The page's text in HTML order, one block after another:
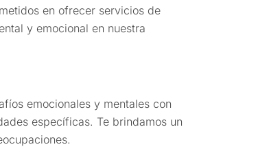
en ofrecer servicios de
y emocional en nuestra
emocionales y mentales con
específicas. Te brindamos un